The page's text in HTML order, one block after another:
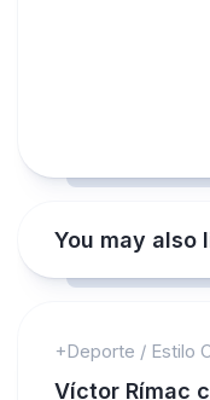
You may also
+Deporte / Estilo
Víctor Rímac